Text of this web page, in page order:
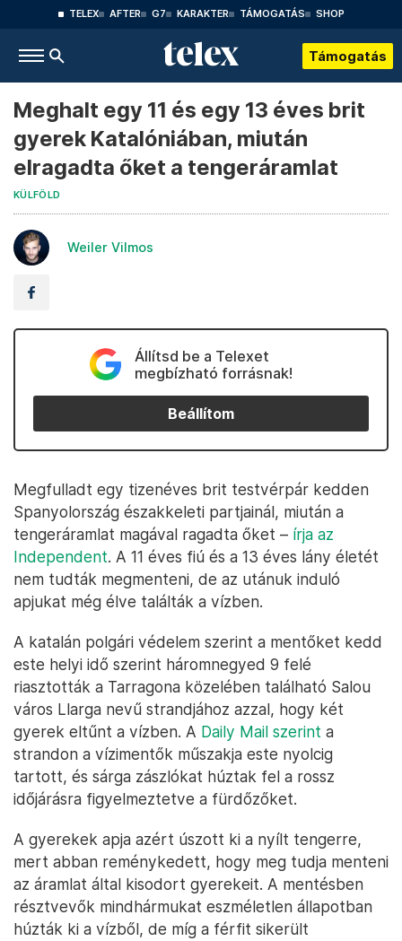
TELEX AFTER G7 KARAKTER TÁMOGATÁS SHOP
Támogatás
Meghalt egy 11 és egy 13 éves brit
gyerek Katalóniában, miután
elragadta őket a tengeráramlat
KÜLFÖLD
Weiler Vilmos
Állítsd be a Telexet
megbízható forrásnak!
Beállítom
Megfulladt egy tizenéves brit testvérpár kedden
Spanyolország északkeleti partjainál, miután a
tengeráramlat magával ragadta őket – írja az
Independent. A 11 éves fiú és a 13 éves lány életét
nem tudták megmenteni, de az utánuk induló
apjukat még élve találták a vízben.
A katalán polgári védelem szerint a mentőket kedd
este helyi idő szerint háromnegyed 9 felé
riasztották a Tarragona közelében található Salou
város Llarga nevű strandjához azzal, hogy két
gyerek eltűnt a vízben. A Daily Mail szerint a
strandon a vízimentők műszakja este nyolcig
tartott, és sárga zászlókat húztak fel a rossz
időjárásra figyelmeztetve a fürdőzőket.
A gyerekek apja azért úszott ki a nyílt tengerre,
mert abban reménykedett, hogy meg tudja menteni
az áramlat által kisodort gyerekeit. A mentésben
résztvevők mindhármukat eszméletlen állapotban
húzták ki a vízből, de míg a férfit sikerült